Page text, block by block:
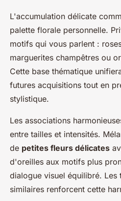
L'accumulation délicate
palette florale personnelle.
motifs qui vous parlent :
marguerites champêtres ou
Cette base thématique
futures acquisitions tout en
stylistique.
Les associations
entre tailles et intensités.
de petites fleurs délicates
d'oreilles aux motifs plus
dialogue visuel équilibré. Les
similaires renforcent cette